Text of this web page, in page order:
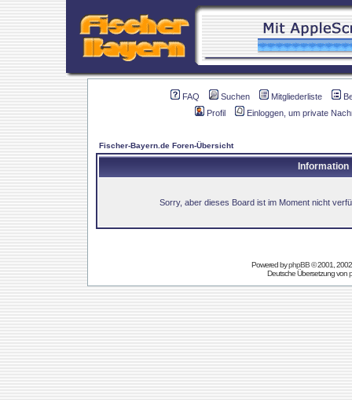
FAQ Suchen Mitgliederliste
Profil
Einloggen, um private
Fischer-Bayern.de Foren-Übersicht
Information
Sorry, aber dieses Board ist im Moment nicht
Powered byphpBB© 2001,
Deutsche Übersetzung von